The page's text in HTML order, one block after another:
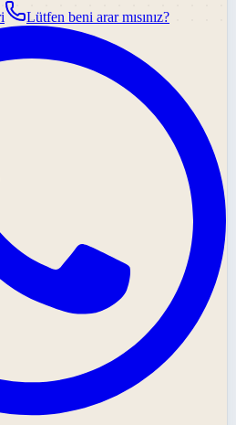
Lütfen beni arar mısınız?